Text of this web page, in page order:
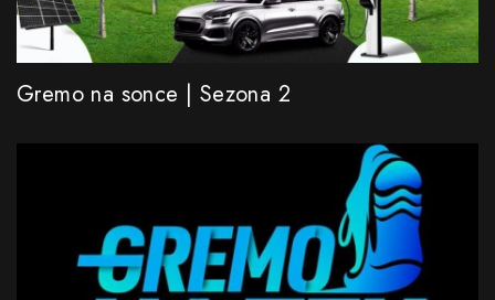
Gremo na sonce | Sezona 2